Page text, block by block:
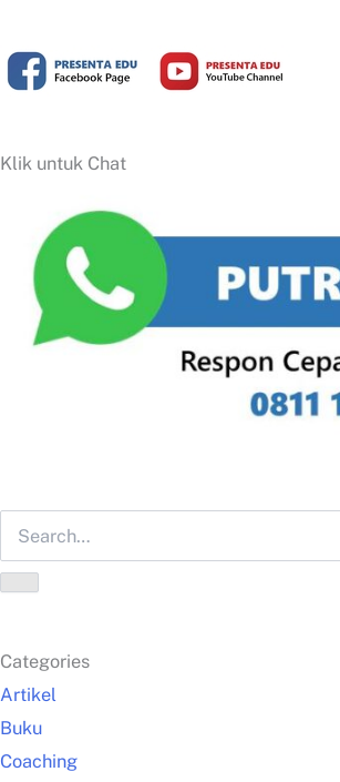
Klik untuk Chat
Categories
Artikel
Buku
Coaching